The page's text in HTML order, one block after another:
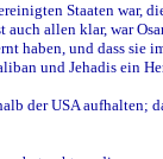
Staaten
allen klar, war
und dass sie
und Jehadis ein
der USA